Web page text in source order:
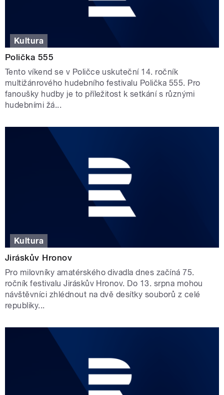
Kultura
Polička 555
Tento víkend se v Poličce uskuteční 14. ročník
multižánrového hudebního festivalu Polička 555. Pro
fanoušky hudby je to příležitost k setkání s různými
hudebními žá...
Kultura
Jiráskův Hronov
Pro milovníky amatérského divadla dnes začíná 75.
ročník festivalu Jiráskův Hronov. Do 13. srpna mohou
návštěvníci zhlédnout na dvě desítky souborů z celé
republiky...